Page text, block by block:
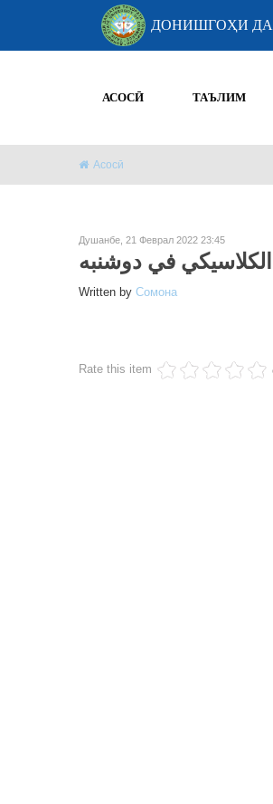
ДОНИШГОҲИ
АСОСӢ ТАЪЛИМ
Асосӣ
Душанбе, 21 Феврал 2022 23:45
في دوشنبه
Written by Cомона
Rate this item